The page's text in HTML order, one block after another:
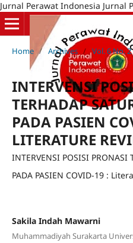
Jurnal Perawat Indonesia Jurnal
Home / Archives / Vol. 6 No.
INTERVENSI
TERHADAP
PADA PASIEN
LITERATURE
INTERVENSI POSISI PRONASI
PADA PASIEN COVID-19 :
Sakila Indah Mawarni
Muhammadiyah Surakarta